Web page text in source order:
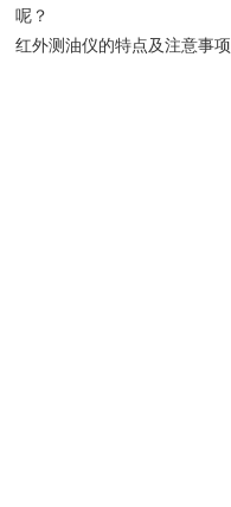
呢？
红外测油仪的特点及注意事项